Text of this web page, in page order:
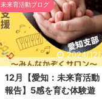
バー 愛知支部2名、 参
加者数 大人4名・子ども3
名が集まってくれました。
子どもたちの発想で自
分のお気に入りの置物や剣
を作って楽しんでいまし
た。高齢者の方も器用に飾
りを作っておられました。
未来育活動ブログ
2024/12/
12月【愛知：未来育活動
報告】5感を育む体験遊